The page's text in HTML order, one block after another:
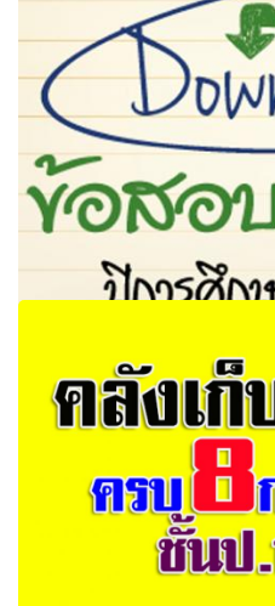
สทศ. เผยแพร่ข้อสอบ O-NET
บนเว็บไซต์แล้ว